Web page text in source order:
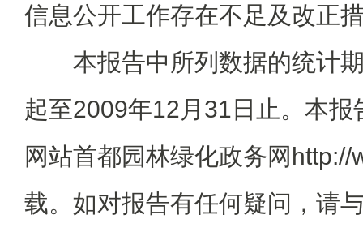
信息公开工作存在不足及改正
本报告中所列数据的统计期
起至2009年12月31日止。本
网站首都园林绿化政务网http://
载。如对报告有任何疑问，请